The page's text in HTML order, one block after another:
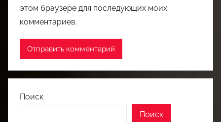
этом браузере для последующих моих
комментариев.
Поиск
Поиск